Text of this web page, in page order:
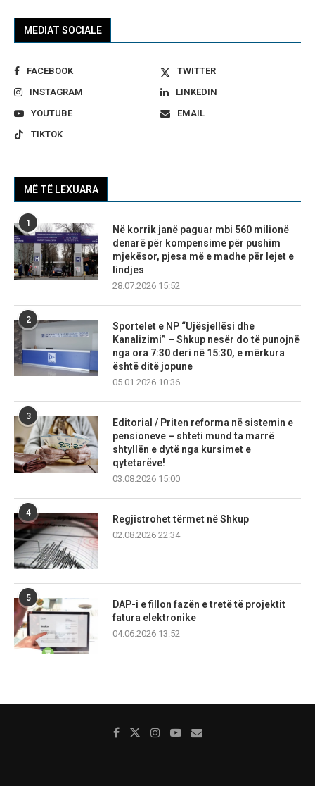
MEDIAT SOCIALE
FACEBOOK
TWITTER
INSTAGRAM
LINKEDIN
YOUTUBE
EMAIL
TIKTOK
MË TË LEXUARA
1
Në korrik janë paguar mbi 560 milionë
denarë për kompensime për pushim
mjekësor, pjesa më e madhe për lejet e
lindjes
28.07.2026 15:52
2
Sportelet e NP “Ujësjellësi dhe
Kanalizimi” – Shkup nesër do të punojnë
nga ora 7:30 deri në 15:30, e mërkura
është ditë jopune
05.01.2026 10:36
3
Editorial / Priten reforma në sistemin e
pensioneve – shteti mund ta marrë
shtyllën e dytë nga kursimet e
qytetarëve!
03.08.2026 15:00
4
Regjistrohet tërmet në Shkup
02.08.2026 22:34
5
DAP-i e fillon fazën e tretë të projektit
fatura elektronike
04.06.2026 13:52